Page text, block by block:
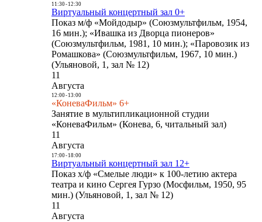
11:30- 12:30
Виртуальный концертный зал 0+
Показ м/ф «Мойдодыр» (Союзмультфильм, 1954,
16 мин.); «Ивашка из Дворца пионеров»
(Союзмультфильм, 1981, 10 мин.); «Паровозик из
Ромашкова» (Союзмультфильм, 1967, 10 мин.)
(Ульяновой, 1, зал № 12)
11
Августа
12:00- 13:00
«КоневаФильм» 6+
Занятие в мультипликационной студии
«КоневаФильм» (Конева, 6, читальный зал)
11
Августа
17:00- 18:00
Виртуальный концертный зал 12+
Показ х/ф «Смелые люди» к 100-летию актера
театра и кино Сергея Гурзо (Мосфильм, 1950, 95
мин.) (Ульяновой, 1, зал № 12)
11
Августа